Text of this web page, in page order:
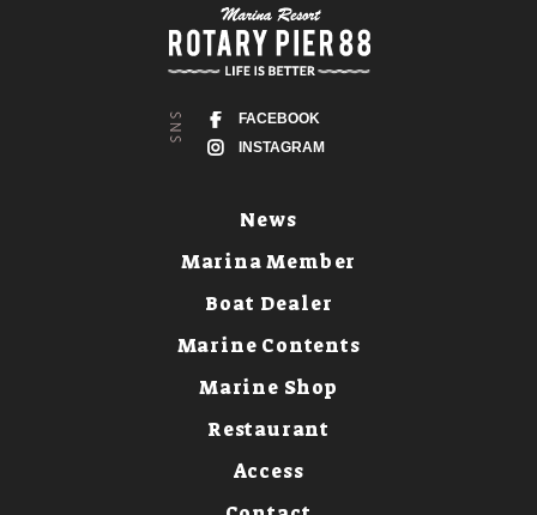
FACEBOOK
INSTAGRAM
News
Marina Member
Boat Dealer
Marine Contents
Marine Shop
Restaurant
Access